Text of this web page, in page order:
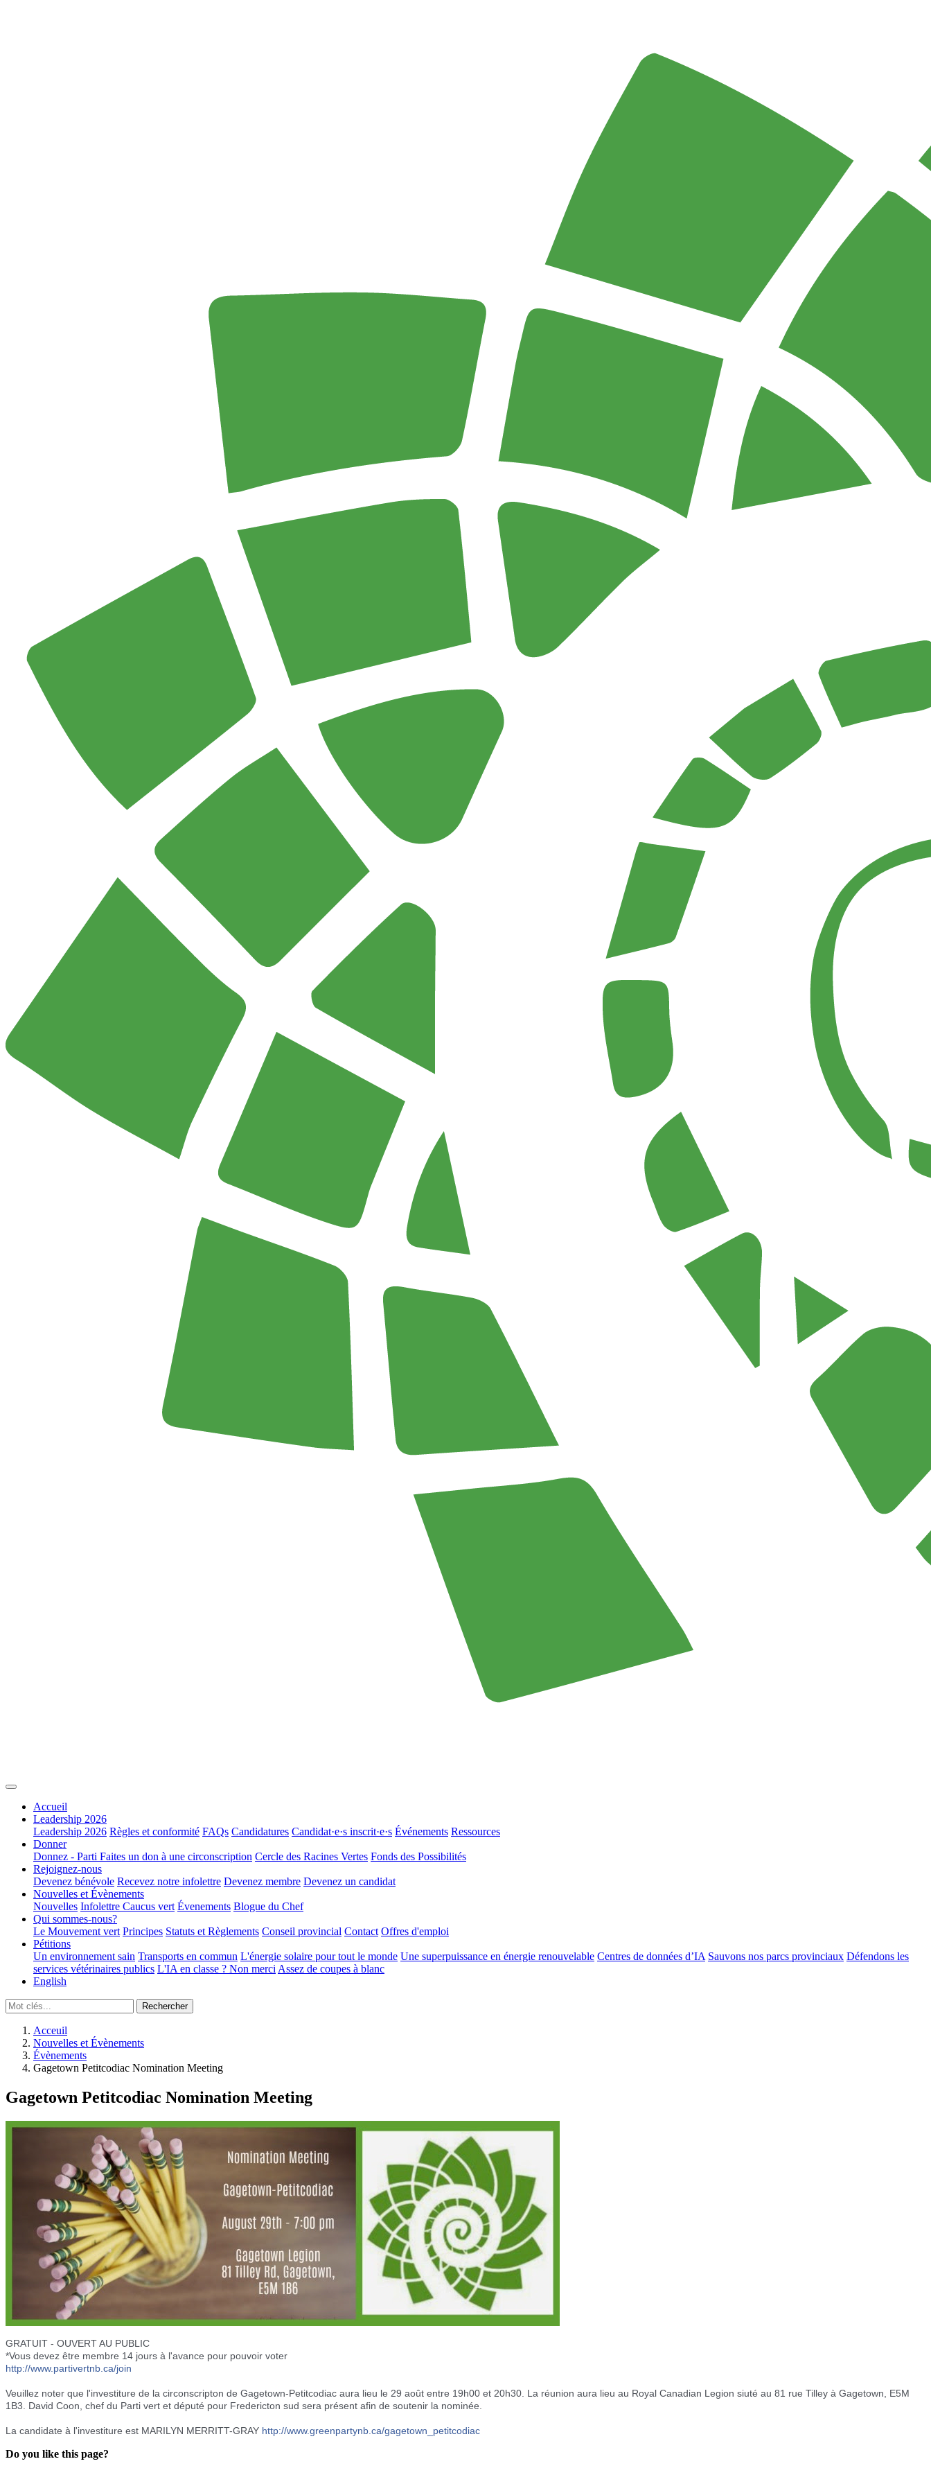
Accueil
Leadership 2026
Leadership 2026 Règles et conformité FAQs Candidatures Candidat·e·s inscrit·e·s Événements Ressources
Donner
Donnez - Parti Faites un don à une circonscription Cercle des Racines Vertes Fonds des Possibilités
Rejoignez-nous
Devenez bénévole Recevez notre infolettre Devenez membre Devenez un candidat
Nouvelles et Évènements
Nouvelles Infolettre Caucus vert Évenements Blogue du Chef
Qui sommes-nous?
Le Mouvement vert Principes Statuts et Règlements Conseil provincial Contact Offres d'emploi
Pétitions
Un environnement sain Transports en commun L'énergie solaire pour tout le monde Une superpuissance en énergie renouvelable Centres de données d’IA Sauvons nos parcs provinciaux Défendons les
services vétérinaires publics L'IA en classe ? Non merci Assez de coupes à blanc
English
Acceuil
Nouvelles et Évènements
Évènements
Gagetown Petitcodiac Nomination Meeting
Gagetown Petitcodiac Nomination Meeting
GRATUIT - OUVERT AU PUBLIC
*Vous devez être membre 14 jours à l'avance pour pouvoir voter
http://www.partivertnb.ca/join
Veuillez noter que l'investiture de la circonscripton de Gagetown-Petitcodiac aura lieu le 29 août entre 19h00 et 20h30. La réunion aura lieu au Royal Canadian Legion siuté au 81 rue Tilley à Gagetown, E5M
1B3. David Coon, chef du Parti vert et député pour Fredericton sud sera présent afin de soutenir la nominée.
La candidate à l'investiture est MARILYN MERRITT-GRAY http://www.greenpartynb.ca/gagetown_petitcodiac
Do you like this page?